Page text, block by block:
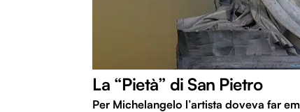
La “Pietà” di San Pietro
Per Michelangelo l’artista doveva far